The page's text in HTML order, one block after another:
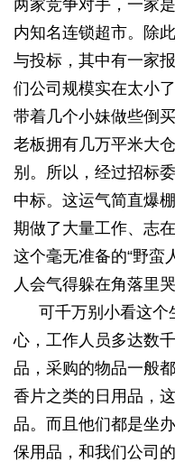
两家竞争对手，一家
内知名连锁超市。除
与投标，其中有一家
们公司规模实在太小
带着几个小妹做些倒
老板拥有几万平米大
别。所以，经过招标
中标。这运气简直爆
期做了大量工作、志
这个毫无准备的“野蛮
人会气得躲在角落里哭
可千万别小看这个
心，工作人员多达数
品，采购的物品一般
香片之类的日用品，
品。而且他们都是坐
保用品，和我们公司